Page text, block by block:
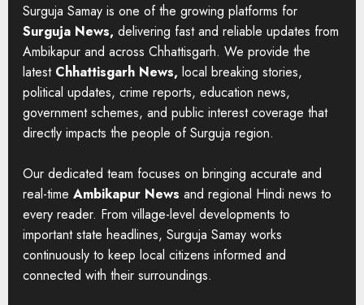
Surguja Samay is one of the growing platforms for
Surguja News, delivering fast and reliable updates from
Ambikapur and across Chhattisgarh. We provide the
latest Chhattisgarh News, local breaking stories,
political updates, crime reports, education news,
government schemes, and public interest coverage that
directly impacts the people of Surguja region.
Our dedicated team focuses on bringing accurate and
real-time Ambikapur News and regional Hindi news to
every reader. From village-level developments to
important state headlines, Surguja Samay works
continuously to keep local citizens informed and
connected with their surroundings.